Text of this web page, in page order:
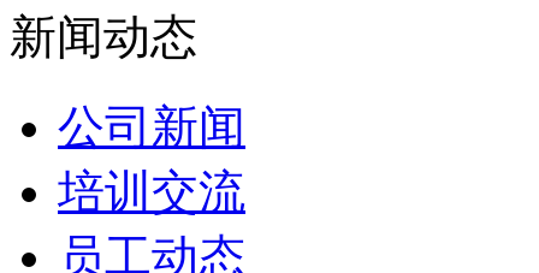
新闻动态
公司新闻
培训交流
员工动态